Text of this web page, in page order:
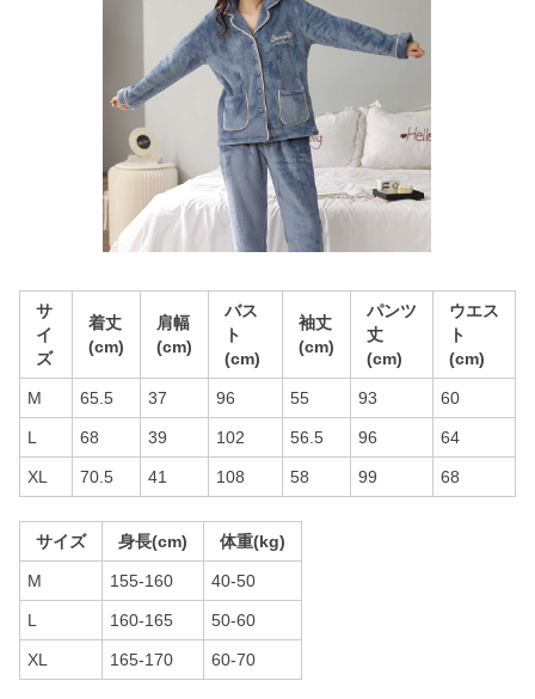
サ
イ
ズ
着丈
(cm)
肩幅
(cm)
バス
ト
(cm)
袖丈
(cm)
パンツ
丈
(cm)
ウエス
ト
(cm)
M 65.5 37 96 55 93 60
L 68 39 102 56.5 96 64
XL 70.5 41 108 58 99 68
サイズ 身長(cm) 体重(kg)
M 155-160 40-50
L 160-165 50-60
XL 165-170 60-70